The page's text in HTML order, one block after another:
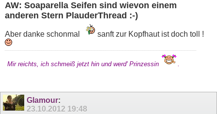
AW: Soaparella Seifen sind wievon einem
anderen Stern PlauderThread :-)
Aber danke schonmal sanft zur Kopfhaut ist doch toll !
Mir reichts, ich schmeiß jetzt hin und werd' Prinzessin
Glamour:
23.10.2012 19:48